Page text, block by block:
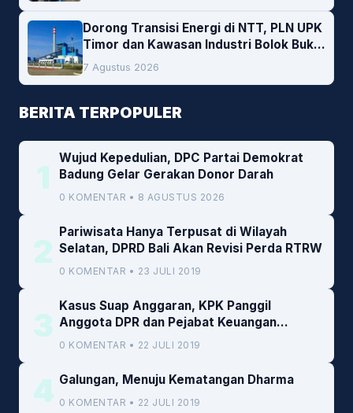
Dorong Transisi Energi di NTT, PLN UPK
Timor dan Kawasan Industri Bolok Buka
Peluang Investasi Woodchip untuk
Cofiring PLTU Bolok
7 Agustus 2026
BERITA TERPOPULER
1
Wujud Kepedulian, DPC Partai Demokrat
Badung Gelar Gerakan Donor Darah
0 KOMENTAR • 8 AGUSTUS 2026
2
Pariwisata Hanya Terpusat di Wilayah
Selatan, DPRD Bali Akan Revisi Perda RTRW
0 KOMENTAR • 23 JULI 2019
3
Kasus Suap Anggaran, KPK Panggil
Anggota DPR dan Pejabat Keuangan
Kemenkeu
0 KOMENTAR • 22 JULI 2019
4 Galungan, Menuju Kematangan Dharma
0 KOMENTAR • 22 JULI 2019